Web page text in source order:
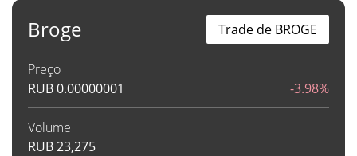
Broge
Preço
RUB0.00000001 -3.98%
Volume
RUB23,275
Trade de BROGE